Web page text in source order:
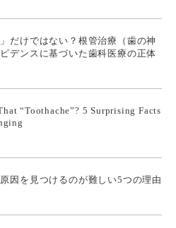
だけではない？根管治療（歯の神
デンスに基づいた歯科医療の正体
“Toothache”? 5 Surprising Facts
因を見つけるのが難しい5つの理由